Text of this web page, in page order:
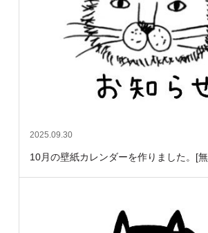
2025.09.30
10月の壁紙カレンダーを作りました。[